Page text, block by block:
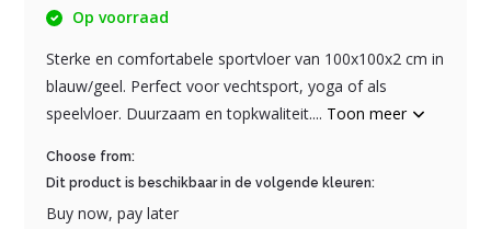
Op voorraad
Sterke en comfortabele sportvloer van 100x100x2 cm in
blauw/geel. Perfect voor vechtsport, yoga of als
speelvloer. Duurzaam en topkwaliteit.... Toon meer
Choose from:
Dit product is beschikbaar in de volgende kleuren:
Buy now, pay later